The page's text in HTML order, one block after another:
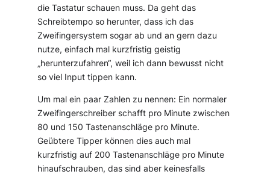
die Tastatur schauen muss. Da geht das
Schreibtempo so herunter, dass ich das
Zweifingersystem sogar ab und an gern dazu
nutze, einfach mal kurzfristig geistig
„herunterzufahren“, weil ich dann bewusst nicht
so viel Input tippen kann.
Um mal ein paar Zahlen zu nennen: Ein normaler
Zweifingerschreiber schafft pro Minute zwischen
80 und 150 Tastenanschläge pro Minute.
Geübtere Tipper können dies auch mal
kurzfristig auf 200 Tastenanschläge pro Minute
hinaufschrauben, das sind aber keinesfalls